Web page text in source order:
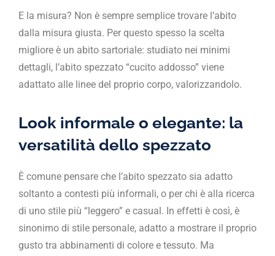
E la misura? Non è sempre semplice trovare l’abito
dalla misura giusta. Per questo spesso la scelta
migliore è un abito sartoriale: studiato nei minimi
dettagli, l’abito spezzato “cucito addosso” viene
adattato alle linee del proprio corpo, valorizzandolo.
Look informale o elegante: la
versatilità dello spezzato
È comune pensare che l’abito spezzato sia adatto
soltanto a contesti più informali, o per chi è alla ricerca
di uno stile più “leggero” e casual. In effetti è così, è
sinonimo di stile personale, adatto a mostrare il proprio
gusto tra abbinamenti di colore e tessuto. Ma